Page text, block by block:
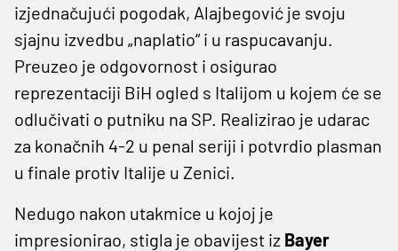
izjednačujući pogodak, Alajbegović je svoju
sjajnu izvedbu „naplatio“ i u raspucavanju.
Preuzeo je odgovornost i osigurao
reprezentaciji BiH ogled s Italijom u kojem će se
odlučivati o putniku na SP. Realizirao je udarac
za konačnih 4-2 u penal seriji i potvrdio plasman
u finale protiv Italije u Zenici.
Nedugo nakon utakmice u kojoj je
impresionirao, stigla je obavijest iz Bayer